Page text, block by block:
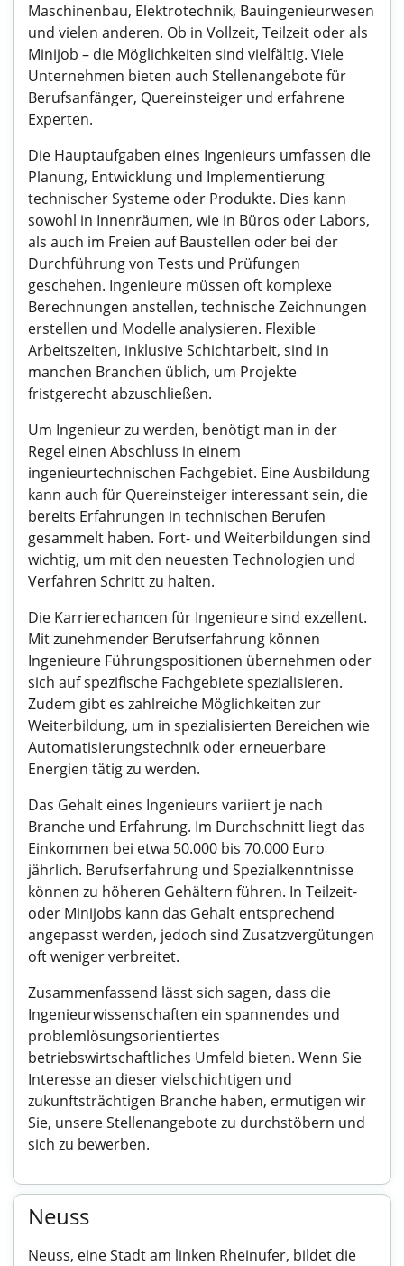
Maschinenbau, Elektrotechnik, Bauingenieurwesen
und vielen anderen. Ob in Vollzeit, Teilzeit oder als
Minijob – die Möglichkeiten sind vielfältig. Viele
Unternehmen bieten auch Stellenangebote für
Berufsanfänger, Quereinsteiger und erfahrene
Experten.
Die Hauptaufgaben eines Ingenieurs umfassen die
Planung, Entwicklung und Implementierung
technischer Systeme oder Produkte. Dies kann
sowohl in Innenräumen, wie in Büros oder Labors,
als auch im Freien auf Baustellen oder bei der
Durchführung von Tests und Prüfungen
geschehen. Ingenieure müssen oft komplexe
Berechnungen anstellen, technische Zeichnungen
erstellen und Modelle analysieren. Flexible
Arbeitszeiten, inklusive Schichtarbeit, sind in
manchen Branchen üblich, um Projekte
fristgerecht abzuschließen.
Um Ingenieur zu werden, benötigt man in der
Regel einen Abschluss in einem
ingenieurtechnischen Fachgebiet. Eine Ausbildung
kann auch für Quereinsteiger interessant sein, die
bereits Erfahrungen in technischen Berufen
gesammelt haben. Fort- und Weiterbildungen sind
wichtig, um mit den neuesten Technologien und
Verfahren Schritt zu halten.
Die Karrierechancen für Ingenieure sind exzellent.
Mit zunehmender Berufserfahrung können
Ingenieure Führungspositionen übernehmen oder
sich auf spezifische Fachgebiete spezialisieren.
Zudem gibt es zahlreiche Möglichkeiten zur
Weiterbildung, um in spezialisierten Bereichen wie
Automatisierungstechnik oder erneuerbare
Energien tätig zu werden.
Das Gehalt eines Ingenieurs variiert je nach
Branche und Erfahrung. Im Durchschnitt liegt das
Einkommen bei etwa 50.000 bis 70.000 Euro
jährlich. Berufserfahrung und Spezialkenntnisse
können zu höheren Gehältern führen. In Teilzeit-
oder Minijobs kann das Gehalt entsprechend
angepasst werden, jedoch sind Zusatzvergütungen
oft weniger verbreitet.
Zusammenfassend lässt sich sagen, dass die
Ingenieurwissenschaften ein spannendes und
problemlösungsorientiertes
betriebswirtschaftliches Umfeld bieten. Wenn Sie
Interesse an dieser vielschichtigen und
zukunftsträchtigen Branche haben, ermutigen wir
Sie, unsere Stellenangebote zu durchstöbern und
sich zu bewerben.
Neuss
Neuss, eine Stadt am linken Rheinufer, bildet die